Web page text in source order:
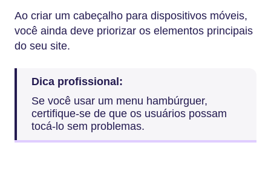
Ao criar um cabeçalho para dispositivos móveis,
você ainda deve priorizar os elementos principais
do seu site.
Dica profissional:
Se você usar um menu hambúrguer,
certifique-se de que os usuários possam
tocá-lo sem problemas.